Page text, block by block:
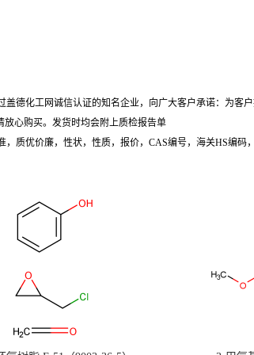
德化工网诚信认证的知名企业，向广大客户承诺：为客
心购买。发货时均会附上质检报告单
质优价廉，性状，性质，报价，CAS编号，海关HS编码